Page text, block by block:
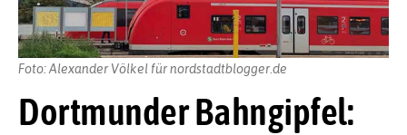
Dortmunder Bahngipfel:
Foto: Alexander Völkel für nordstadtblogger.de